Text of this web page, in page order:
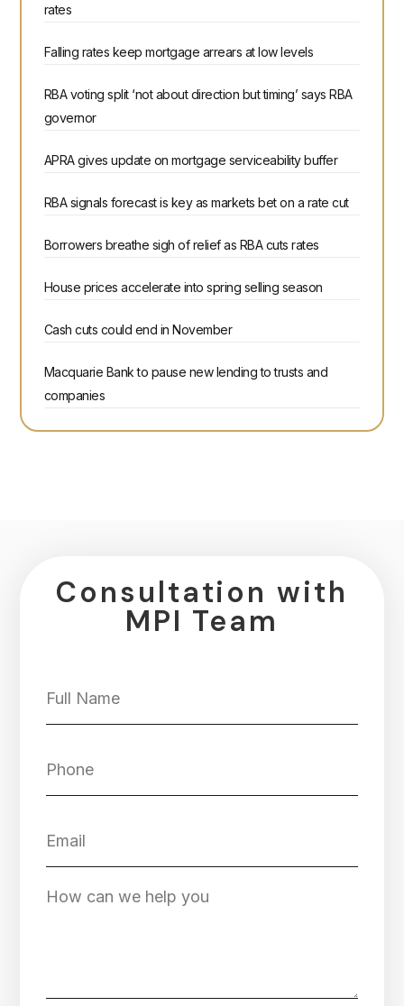
rates
Falling rates keep mortgage arrears at low levels
RBA voting split ‘not about direction but timing’ says RBA
governor
APRA gives update on mortgage serviceability buffer
RBA signals forecast is key as markets bet on a rate cut
Borrowers breathe sigh of relief as RBA cuts rates
House prices accelerate into spring selling season
Cash cuts could end in November
Macquarie Bank to pause new lending to trusts and
companies
Consultation with
MPI Team